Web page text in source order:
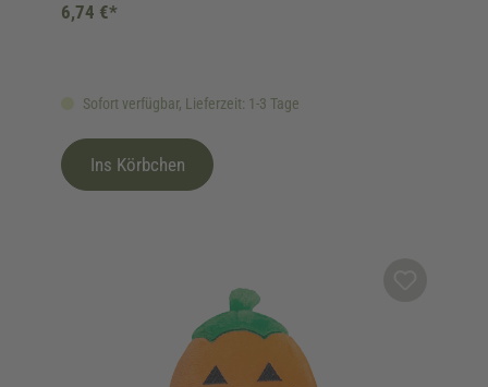
Sofort verfügbar, Lieferzeit: 1-3 Tage
6,74 €*
Ins Körbchen